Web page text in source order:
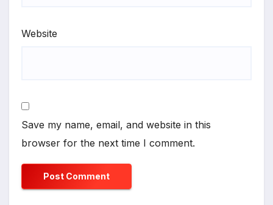
Website
Save my name, email, and website in this
browser for the next time I comment.